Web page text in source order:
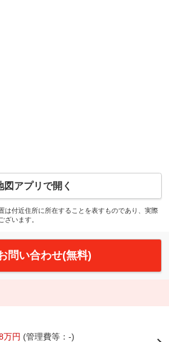
図アプリで開く
は付近住所に所在することを表すものであり、実際
ざいます。
問い合わせ(無料)
万円 (管理費等：-)